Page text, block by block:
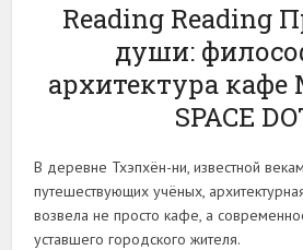
Reading Reading
души:
архитектура кафе
SPACE
В деревне Тхэпхён-ни, известной
путешествующих учёных,
возвела не просто кафе, а
уставшего городского жителя.